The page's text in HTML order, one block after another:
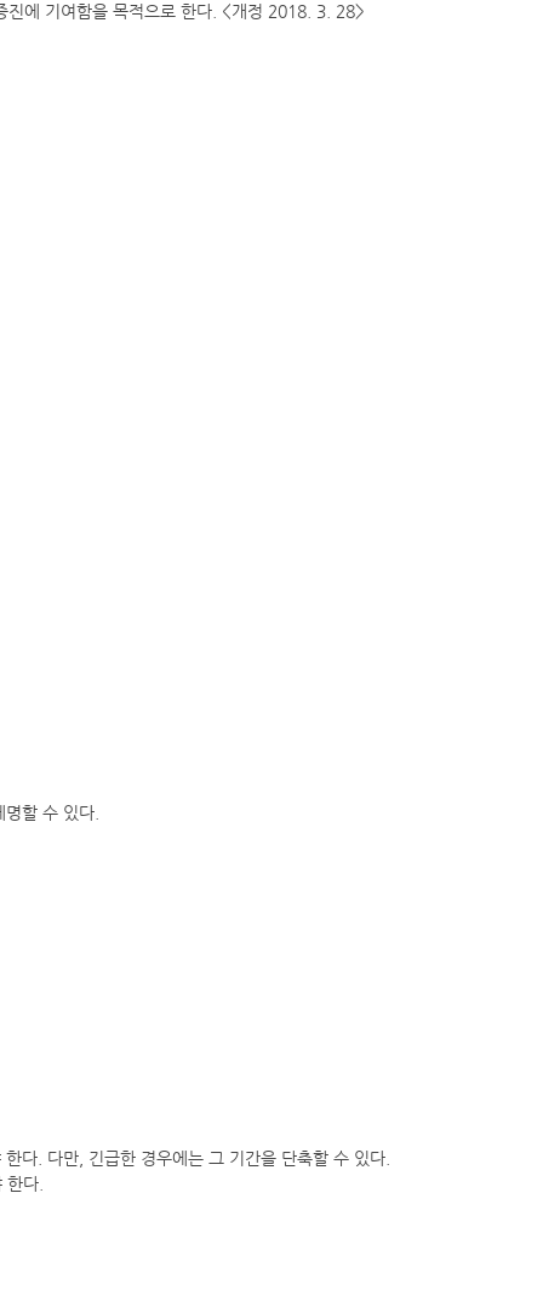
진에 기여함을 목적으로 한다. <개정 2018. 3. 28>
할 수 있다.
다. 다만, 긴급한 경우에는 그 기간을 단축할 수 있다.
다.